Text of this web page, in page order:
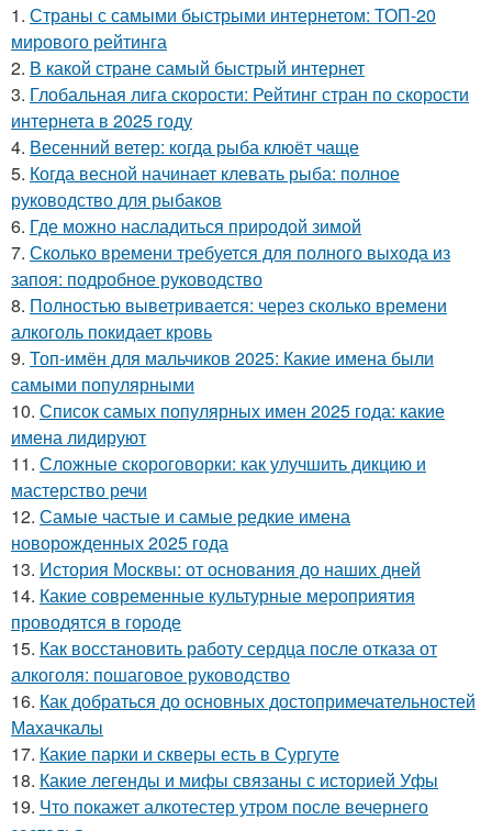
1. Страны с самыми быстрыми интернетом: ТОП-20
мирового рейтинга
2. В какой стране самый быстрый интернет
3. Глобальная лига скорости: Рейтинг стран по скорости
интернета в 2025 году
4. Весенний ветер: когда рыба клюёт чаще
5. Когда весной начинает клевать рыба: полное
руководство для рыбаков
6. Где можно насладиться природой зимой
7. Сколько времени требуется для полного выхода из
запоя: подробное руководство
8. Полностью выветривается: через сколько времени
алкоголь покидает кровь
9. Топ-имён для мальчиков 2025: Какие имена были
самыми популярными
10. Список самых популярных имен 2025 года: какие
имена лидируют
11. Сложные скороговорки: как улучшить дикцию и
мастерство речи
12. Самые частые и самые редкие имена
новорожденных 2025 года
13. История Москвы: от основания до наших дней
14. Какие современные культурные мероприятия
проводятся в городе
15. Как восстановить работу сердца после отказа от
алкоголя: пошаговое руководство
16. Как добраться до основных достопримечательностей
Махачкалы
17. Какие парки и скверы есть в Сургуте
18. Какие легенды и мифы связаны с историей Уфы
19. Что покажет алкотестер утром после вечернего